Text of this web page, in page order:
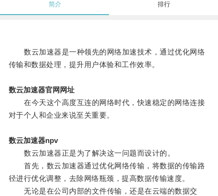
简介 排行
数云加速器是一种领先的网络加速技术，通过优化网络
传输和数据处理，提升用户体验和工作效率。
数云加速器官网网址
在今天这个高度互连的网络时代，快速稳定的网络连接
对于个人和企业来说至关重要。
数云加速器npv
数云加速器正是为了解决这一问题而设计的。
首先，数云加速器通过优化网络传输，将数据的传输路
径进行优化调整，去除网络瓶颈，提高数据传输速度。
无论是在公司内部的文件传输，还是在云端的数据交